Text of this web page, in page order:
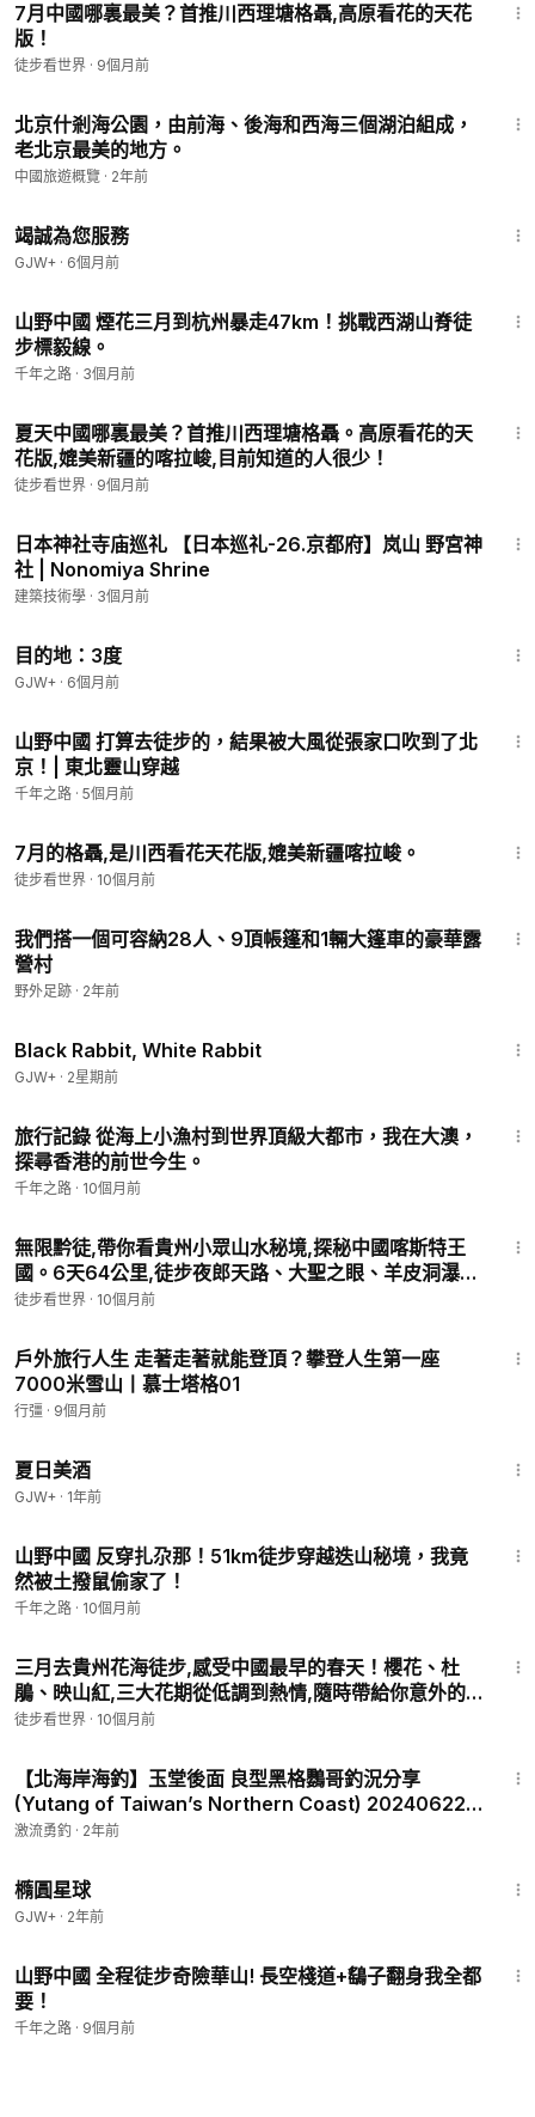
7月中國哪裏最美？首推川西理塘格聶,高原看花的天花
版！
徒步看世界 · 9個月前
北京什剎海公園，由前海、後海和西海三個湖泊組成，
老北京最美的地方。
中國旅遊概覽 · 2年前
竭誠為您服務
GJW+ · 6個月前
山野中國 煙花三月到杭州暴走47km！挑戰西湖山脊徒
步標毅線。
千年之路 · 3個月前
夏天中國哪裏最美？首推川西理塘格聶。高原看花的天
花版,媲美新疆的喀拉峻,目前知道的人很少！
徒步看世界 · 9個月前
日本神社寺庙巡礼 【日本巡礼-26.京都府】岚山 野宮神
社 | Nonomiya Shrine
建築技術學 · 3個月前
目的地：3度
GJW+ · 6個月前
山野中國 打算去徒步的，結果被大風從張家口吹到了北
京！| 東北靈山穿越
千年之路 · 5個月前
7月的格聶,是川西看花天花版,媲美新疆喀拉峻。
徒步看世界 · 10個月前
我們搭一個可容納28人、9頂帳篷和1輛大篷車的豪華露
營村
野外足跡 · 2年前
Black Rabbit, White Rabbit
GJW+ · 2星期前
旅行記錄 從海上小漁村到世界頂級大都市，我在大澳，
探尋香港的前世今生。
千年之路 · 10個月前
無限黔徒,帶你看貴州小眾山水秘境,探秘中國喀斯特王
國。6天64公里,徒步夜郎天路、大聖之眼、羊皮洞瀑
布、貓跳峽冰河、雲峰屯堡等特色小眾景點。
徒步看世界 · 10個月前
戶外旅行人生 走著走著就能登頂？攀登人生第一座
7000米雪山丨慕士塔格01
行彊 · 9個月前
夏日美酒
GJW+ · 1年前
山野中國 反穿扎尕那！51km徒步穿越迭山秘境，我竟
然被土撥鼠偷家了！
千年之路 · 10個月前
三月去貴州花海徒步,感受中國最早的春天！櫻花、杜
鵑、映山紅,三大花期從低調到熱情,隨時帶給你意外的
驚喜！
徒步看世界 · 10個月前
【北海岸海釣】玉堂後面 良型黑格鸚哥釣況分享
(Yutang of Taiwan’s Northern Coast) 20240622 #
新埔海堤 @fox54088.
激流勇釣 · 2年前
橢圓星球
GJW+ · 2年前
山野中國 全程徒步奇險華山! 長空棧道+鷂子翻身我全都
要！
千年之路 · 9個月前